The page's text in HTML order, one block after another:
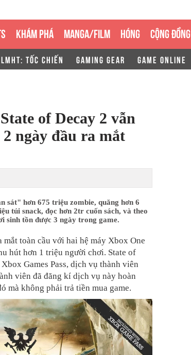
KHÁM PHÁ MANGA/FILM HÓNG CỘNG ĐỒNG
LMHT: TỐC CHIẾN GAMING GEAR GAME ONLINE
of Decay 2 vẫn
ngày đầu ra mắt
sát" hơn 675 triệu zombie, quăng hơn 6
túi snack, đọc hơn 2tr cuốn sách, và theo
sinh tồn được 3 ngày trong game.
toàn cầu với hai hệ máy Xbox One
hút hơn 1 triệu người chơi. State of
Games Pass, dịch vụ thành viên
viên đã đăng kí dịch vụ này hoàn
mà không phải trả tiền mua game.